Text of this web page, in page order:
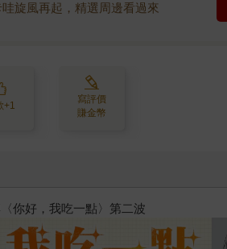
旋風再起，精選周邊看過來
+1
寫評價
賺金幣
起，滿888送88點金幣